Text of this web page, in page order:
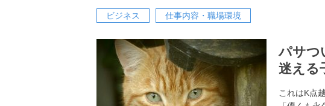
ビジネス 仕事内容・職場環境
パサつ
迷える
これはK点